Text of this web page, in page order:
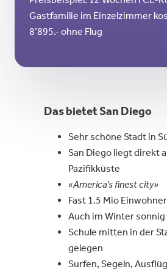
Gastfamilie im Einzelzimmer
8’895.- ohne Flug
Das bietetSan Diego
Sehr schöne Stadt in
San Diego liegt direkt
Pazifikküste
«America’s finest city»
Fast 1.5 Mio Einwohner
Auch im Winter sonnig
Schule mitten in der
gelegen
Surfen, Segeln,